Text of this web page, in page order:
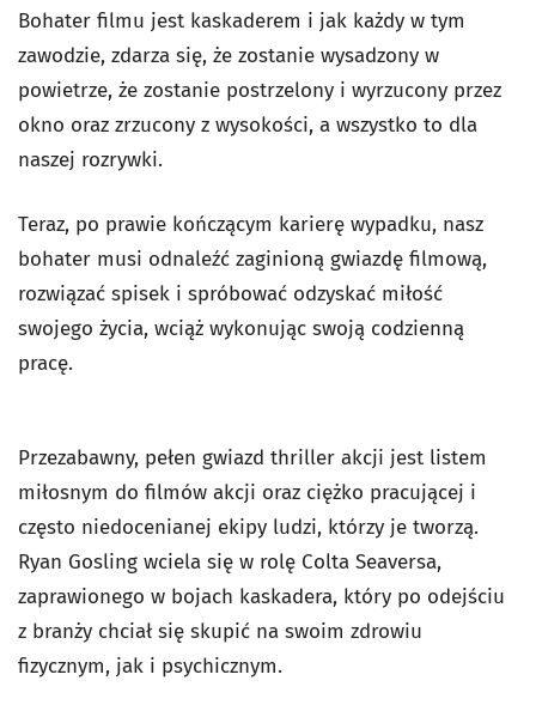
Bohater filmu jest kaskaderem i jak każdy w tym
zawodzie, zdarza się, że zostanie wysadzony w
powietrze, że zostanie postrzelony i wyrzucony przez
okno oraz zrzucony z wysokości, a wszystko to dla
naszej rozrywki.
Teraz, po prawie kończącym karierę wypadku, nasz
bohater musi odnaleźć zaginioną gwiazdę filmową,
rozwiązać spisek i spróbować odzyskać miłość
swojego życia, wciąż wykonując swoją codzienną
pracę.
Przezabawny, pełen gwiazd thriller akcji jest listem
miłosnym do filmów akcji oraz ciężko pracującej i
często niedocenianej ekipy ludzi, którzy je tworzą.
Ryan Gosling wciela się w rolę Colta Seaversa,
zaprawionego w bojach kaskadera, który po odejściu
z branży chciał się skupić na swoim zdrowiu
fizycznym, jak i psychicznym.